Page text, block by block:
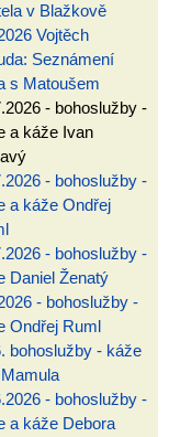
v Blažkově
Vojtěch
Seznámení
s Matoušem
- bohoslužby -
a káže Ivan
- bohoslužby -
a káže Ondřej
- bohoslužby -
Daniel Ženatý
- bohoslužby -
Ondřej Ruml
bohoslužby - káže
- bohoslužby -
a káže Debora